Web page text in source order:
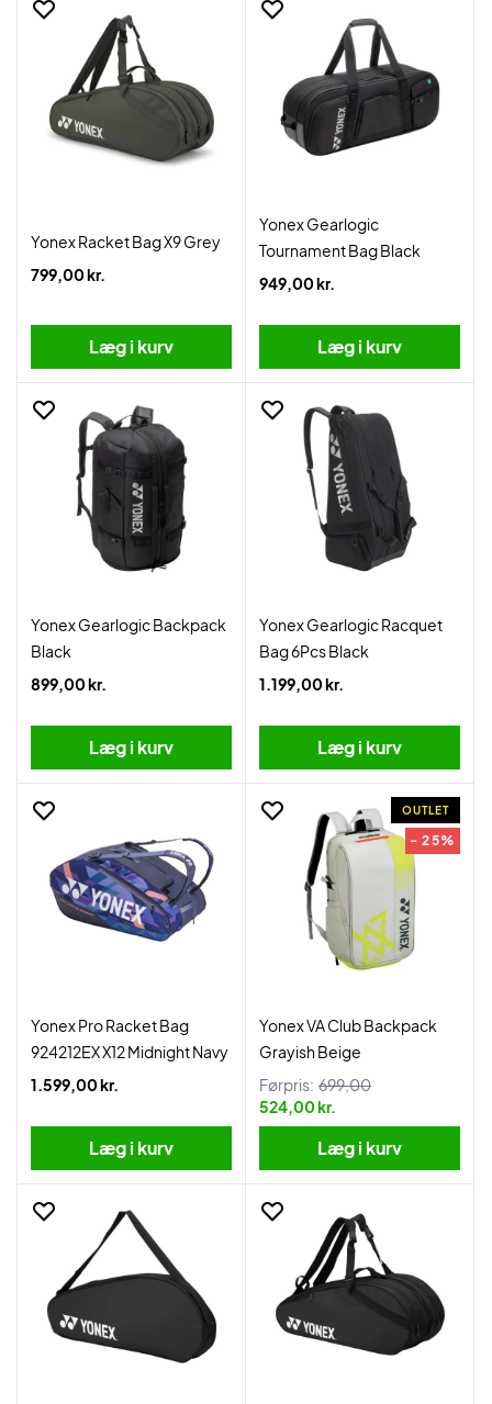
Yonex Racket Bag X9 Grey
799,00 kr.
Læg i kurv
Yonex Gearlogic
Tournament Bag Black
949,00 kr.
Læg i kurv
Yonex Gearlogic Backpack
Black
899,00 kr.
Læg i kurv
Yonex Gearlogic Racquet
Bag 6Pcs Black
1.199,00 kr.
Læg i kurv
Yonex Pro Racket Bag
924212EX X12 Midnight Navy
1.599,00 kr.
Læg i kurv
OUTLET
- 25%
Yonex VA Club Backpack
Grayish Beige
Førpris: 699,00
524,00 kr.
Læg i kurv